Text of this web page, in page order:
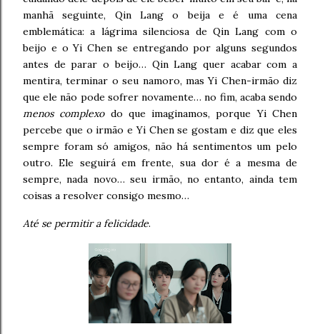
manhã seguinte, Qin Lang o beija e é uma cena
emblemática: a lágrima silenciosa de Qin Lang com o
beijo e o Yi Chen se entregando por alguns segundos
antes de parar o beijo… Qin Lang quer acabar com a
mentira, terminar o seu namoro, mas Yi Chen-irmão diz
que ele não pode sofrer novamente… no fim, acaba sendo
menos complexodo que imaginamos, porque Yi Chen
percebe que o irmão e Yi Chen se gostam e diz que eles
sempre foram só amigos, não há sentimentos um pelo
outro. Ele seguirá em frente, sua dor é a mesma de
sempre, nada novo… seu irmão, no entanto, ainda tem
coisas a resolver consigo mesmo…
Até se permitir a felicidade.